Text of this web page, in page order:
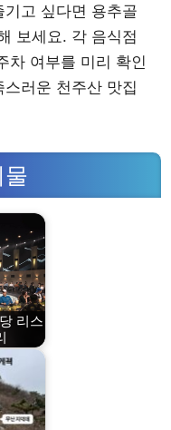
고 싶다면 용추골
보세요. 각 음식점
차 여부를 미리 확인
러운 천주산 맛집
리스